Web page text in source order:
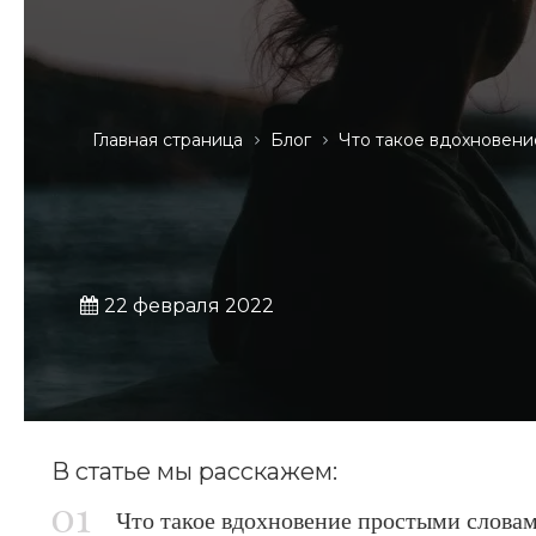
Главная страница Блог Что такое
22 февраля 2022
В статье мы расскажем:
Что такое вдохновение простыми